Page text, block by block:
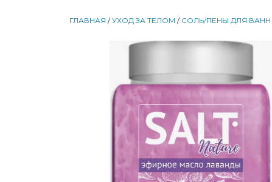
ГЛАВНАЯ /УХОД ЗА ТЕЛОМ / СОЛЬ/ПЕНЫ ДЛЯ ВАНН